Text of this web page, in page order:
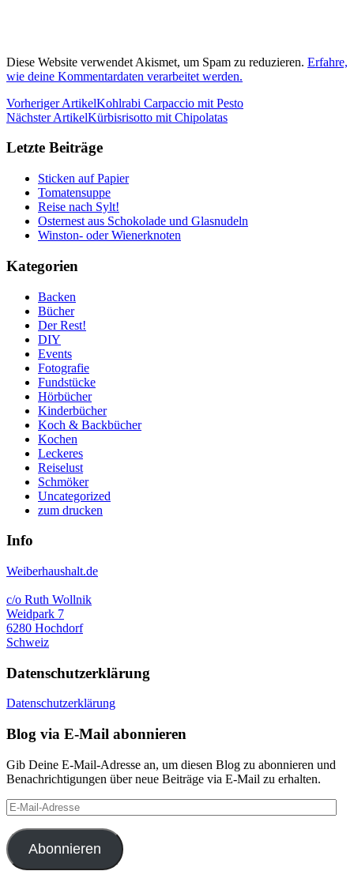
Diese Website verwendet Akismet, um Spam zu reduzieren. Erfahre,
wie deine Kommentardaten verarbeitet werden.
Vorheriger ArtikelKohlrabi Carpaccio mit Pesto
Nächster ArtikelKürbisrisotto mit Chipolatas
Letzte Beiträge
Sticken auf Papier
Tomatensuppe
Reise nach Sylt!
Osternest aus Schokolade und Glasnudeln
Winston- oder Wienerknoten
Kategorien
Backen
Bücher
Der Rest!
DIY
Events
Fotografie
Fundstücke
Hörbücher
Kinderbücher
Koch & Backbücher
Kochen
Leckeres
Reiselust
Schmöker
Uncategorized
zum drucken
Info
Weiberhaushalt.de
c/o Ruth Wollnik
Weidpark 7
6280 Hochdorf
Schweiz
Datenschutzerklärung
Datenschutzerklärung
Blog via E-Mail abonnieren
Gib Deine E-Mail-Adresse an, um diesen Blog zu abonnieren und
Benachrichtigungen über neue Beiträge via E-Mail zu erhalten.
E-
Mail-
Adresse
Abonnieren